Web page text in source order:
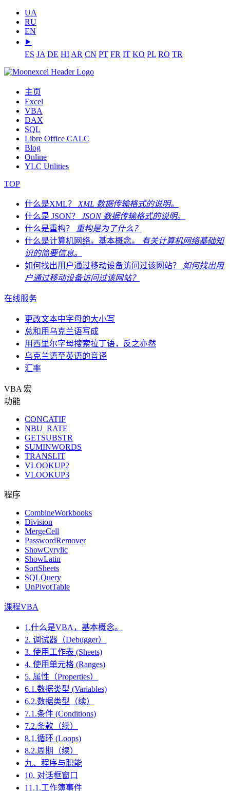
UA
RU
EN
⯈
ES JA DE HI AR CN PT FR IT KO PL RO TR
主页
Excel
VBA
DAX
SQL
Libre Office CALC
Blog
Online
YLC Utilities
TOP
什么是XML？ XML 数据传输格式的说明。
什么是 JSON？ JSON 数据传输格式的说明。
什么是重构？
重构是为了什么？
什么是计算机网络。基本概念。
有关计算机网络基础知
识的简要信息。
如何找出用户通过移动设备访问过该网站？
如何找出用
户通过移动设备访问过该网站？
在线服务
更改文本中字母的大小写
总和用乌克兰语写成
用西里尔字母搜索拉丁语，反之亦然
乌克兰语至英语的音译
汇率
VBA 宏
功能
CONCATIF
NBU_RATE
GETSUBSTR
SUMINWORDS
TRANSLIT
VLOOKUP2
VLOOKUP3
程序
CombineWorkbooks
Division
MergeCell
PasswordRemover
ShowCyrylic
ShowLatin
SortSheets
SQLQuery
UnPivotTable
课程VBA
1.什么是VBA，基本概念。
2. 调试器（Debugger）
3. 使用工作表 (Sheets)
4. 使用单元格 (Ranges)
5. 属性（Properties）
6.1.数据类型 (Variables)
6.2.数据类型（续）
7.1.条件 (Conditions)
7.2.条款（续）
8.1.循环 (Loops)
8.2.周期（续）
九、程序与职能
10. 对话框窗口
11.1.工作簿事件